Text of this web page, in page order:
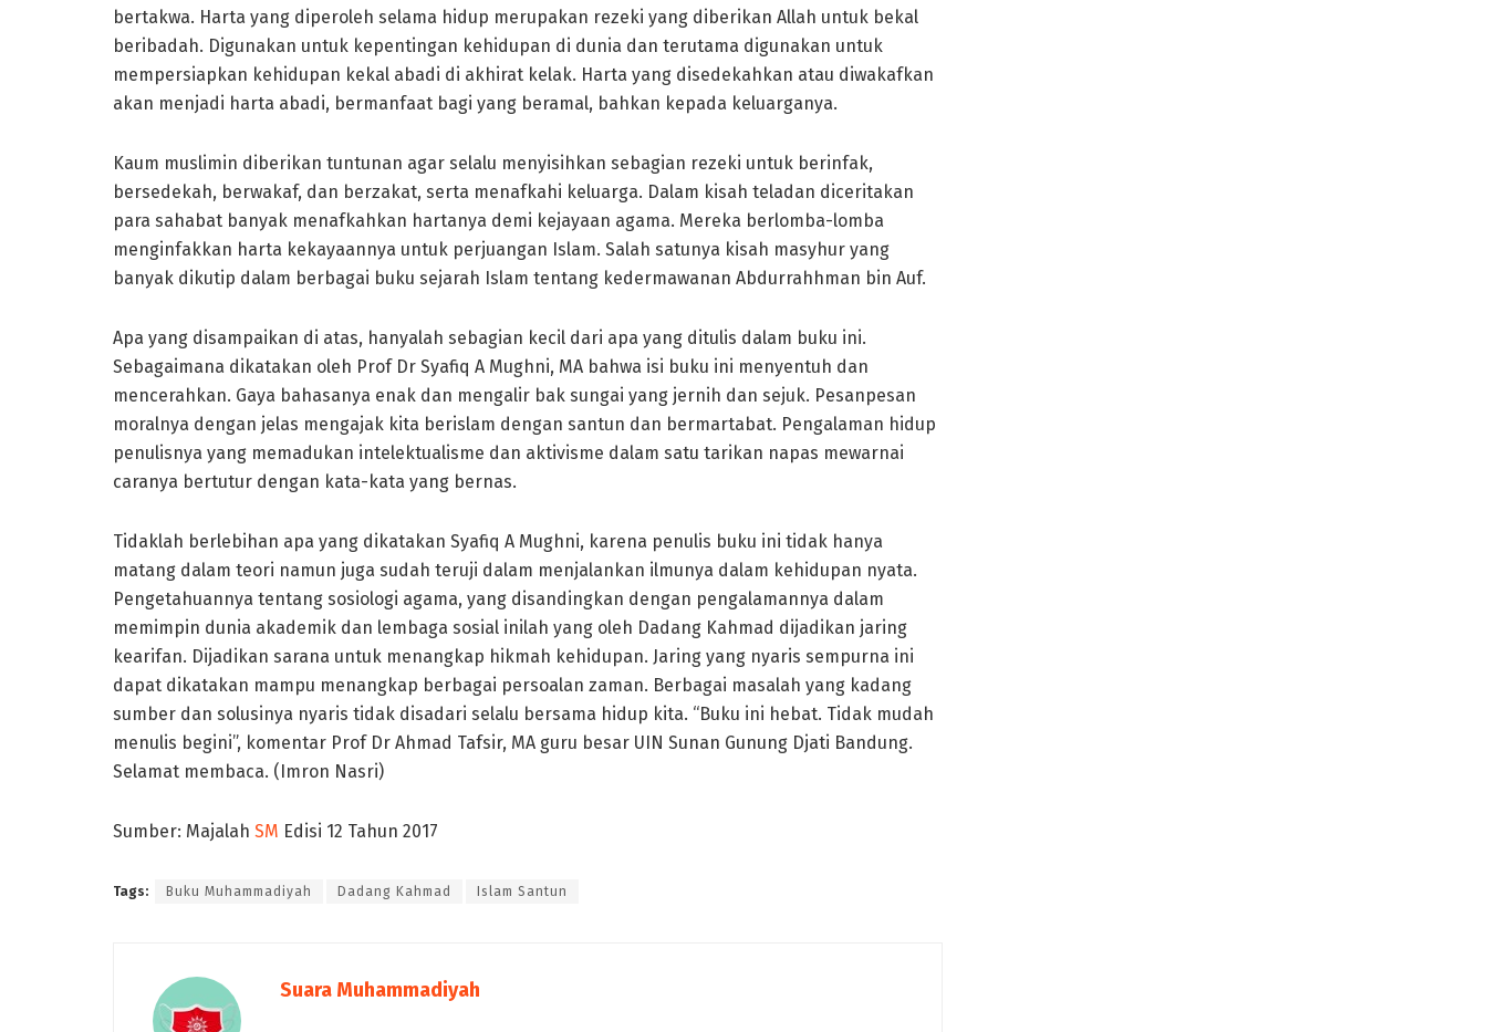
bertakwa. Harta yang diperoleh selama hidup merupakan rezeki yang diberikan Allah untuk bekal
beribadah. Digunakan untuk kepentingan kehidupan di dunia dan terutama digunakan untuk
mempersiapkan kehidupan kekal abadi di akhirat kelak. Harta yang disedekahkan atau diwakafkan
akan menjadi harta abadi, bermanfaat bagi yang beramal, bahkan kepada keluarganya.
Kaum muslimin diberikan tuntunan agar selalu menyisihkan sebagian rezeki untuk berinfak,
bersedekah, berwakaf, dan berzakat, serta menafkahi keluarga. Dalam kisah teladan diceritakan
para sahabat banyak menafkahkan hartanya demi kejayaan agama. Mereka berlomba-lomba
menginfakkan harta kekayaannya untuk perjuangan Islam. Salah satunya kisah masyhur yang
banyak dikutip dalam berbagai buku sejarah Islam tentang kedermawanan Abdurrahhman bin Auf.
Apa yang disampaikan di atas, hanyalah sebagian kecil dari apa yang ditulis dalam buku ini.
Sebagaimana dikatakan oleh Prof Dr Syafiq A Mughni, MA bahwa isi buku ini menyentuh dan
mencerahkan. Gaya bahasanya enak dan mengalir bak sungai yang jernih dan sejuk. Pesanpesan
moralnya dengan jelas mengajak kita berislam dengan santun dan bermartabat. Pengalaman hidup
penulisnya yang memadukan intelektualisme dan aktivisme dalam satu tarikan napas mewarnai
caranya bertutur dengan kata-kata yang bernas.
Tidaklah berlebihan apa yang dikatakan Syafiq A Mughni, karena penulis buku ini tidak hanya
matang dalam teori namun juga sudah teruji dalam menjalankan ilmunya dalam kehidupan nyata.
Pengetahuannya tentang sosiologi agama, yang disandingkan dengan pengalamannya dalam
memimpin dunia akademik dan lembaga sosial inilah yang oleh Dadang Kahmad dijadikan jaring
kearifan. Dijadikan sarana untuk menangkap hikmah kehidupan. Jaring yang nyaris sempurna ini
dapat dikatakan mampu menangkap berbagai persoalan zaman. Berbagai masalah yang kadang
sumber dan solusinya nyaris tidak disadari selalu bersama hidup kita. “Buku ini hebat. Tidak mudah
menulis begini”, komentar Prof Dr Ahmad Tafsir, MA guru besar UIN Sunan Gunung Djati Bandung.
Selamat membaca. (Imron Nasri)
Sumber: Majalah SM Edisi 12 Tahun 2017
Tags: Buku Muhammadiyah Dadang Kahmad Islam Santun
Suara Muhammadiyah